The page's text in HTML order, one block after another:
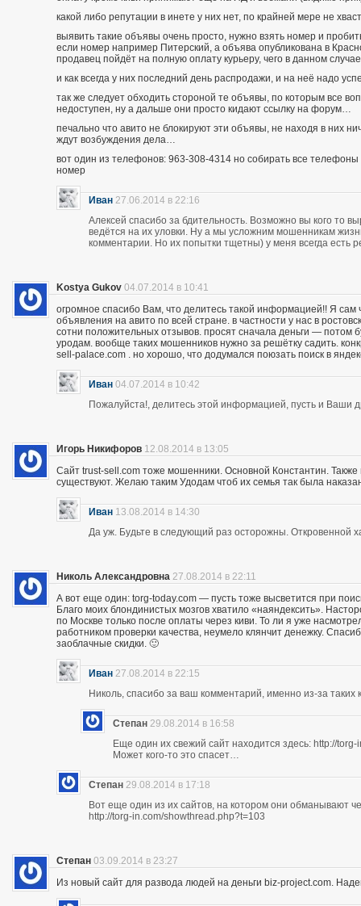
какой либо репутации в инете у них нет, по крайней мере не
выявить такие объявы очень просто, нужно взять номер и
если номер например Питерский, а объява опубликована в
продавец пойдёт на полную оплату курьеру, чего в данном
и как всегда у них последний день распродажи, и на неё надо
так же следует обходить стороной те объявы, по которым все
недоступен, ну а дальше они просто кидают ссылку на форум…
печально что авито не блокируют эти объявы, не находя в них
ждут возбуждения дела…
вот один из телефонов: 963-308-4314 но собирать все
номер
Иван 27.06.2014 в 22:16
Алексей спасибо за бдительность. Возможно вы кого то
ведётся на их уловки. Ну а мы усложним мошенникам
комментарии. Но их попытки тщетны) у меня всегда есть
Kostya Gukov 04.07.2014 в 10:41
огромное спасибо Вам, что делитесь такой информацией!! Я
объявления на авито по всей стране. в частности у нас в
сотни положительных отзывов. просят сначала деньги — потом
уродам. вообще таких мошенников нужно за решётку садить.
sell-palace.com . но хорошо, что додумался поюзать поиск в
Иван 04.07.2014 в 10:42
Пожалуйста!, делитесь этой информацией, пусть и Ваши
Игорь Никифоров 12.08.2014 в 13:05
Сайт trust-sell.com тоже мошенники. Основной Константин.
существуют. Желаю таким Удодам чтоб их семья так была
Иван 13.08.2014 в 14:30
Да уж. Будьте в следующий раз осторожны. Откровенной
Николь Александровна 27.08.2014 в 22:11
А вот еще один: torg-today.com — пусть тоже высветится при
Благо моих блондинистых мозгов хватило «наяндексить».
по Москве только после оплаты через киви. То ли я уже
работником проверки качества, неумело клянчит денежку.
заоблачные скидки. 🙂
Иван 27.08.2014 в 22:15
Николь, спасибо за ваш комментарий, именно из-за
Степан 29.08.2014 в 16:58
Еще один их свежий сайт находится здесь: http://
Может кого-то это спасет…
Степан 29.08.2014 в 17:18
Вот еще один из их сайтов, на котором они обманывают
http://torg-in.com/showthread.php?t=103
Степан 03.09.2014 в 23:27
Из новый сайт для развода людей на деньги biz-project.com.